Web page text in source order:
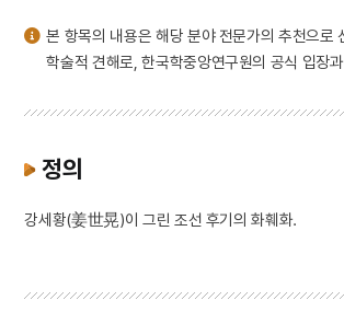
5 연산군
7
고수레
10 설렁탕
본 항목의 내용은 해당 분야 전문가의 추천으로
학술적 견해로, 한국학중앙연구원의 공식 입장
정의
강세황(姜世晃)이 그린 조선 후기의 화훼화.